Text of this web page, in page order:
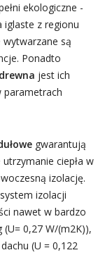
ekologiczne -
z regionu
wytwarzane są
Ponadto
jest ich
parametrach
gwarantują
ciepła w
izolację.
izolacji
nawet w bardzo
0,27 W/(m2K)),
(U = 0,122